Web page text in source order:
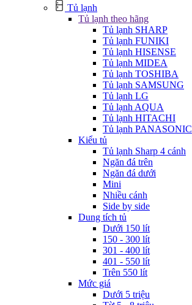
Tủ lạnh
Tủ lạnh theo hãng
Tủ lạnh SHARP
Tủ lạnh FUNIKI
Tủ lạnh HISENSE
Tủ lạnh MIDEA
Tủ lạnh TOSHIBA
Tủ lạnh SAMSUNG
Tủ lạnh LG
Tủ lạnh AQUA
Tủ lạnh HITACHI
Tủ lạnh PANASONIC
Kiểu tủ
Tủ lạnh Sharp 4 cánh
Ngăn đá trên
Ngăn đá dưới
Mini
Nhiều cánh
Side by side
Dung tích tủ
Dưới 150 lít
150 - 300 lít
301 - 400 lít
401 - 550 lít
Trên 550 lít
Mức giá
Dưới 5 triệu